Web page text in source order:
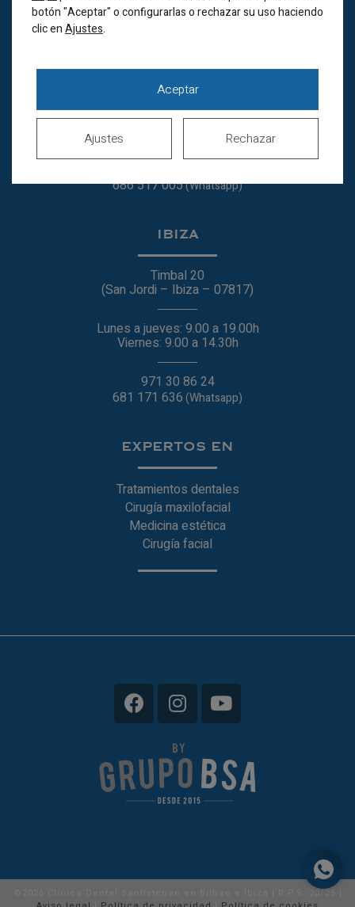
Alameda Recalde 35A
Horario de verano
Lunes a jueves de
8.00 a 20.00h
Viernes de 8.00 a 15.00h
Sábados cerrados
686 517 005(Whatsapp)
IBIZA
Timbal 20
(San Jordi – Ibiza – 07817)
Lunes a jueves: 9.00 a 19.00h
Viernes: 9.00 a 14.30h
971 30 86 24
681 171 636(Whatsapp)
EXPERTOS EN
Tratamientos dentales
Cirugía maxilofacial
Medicina estética
Cirugía facial
©2026 Clínica Dental Santisteban en Bilbao e Ibiza | R.P.S. 20/25 |
botón "Aceptar" o configurarlas o rechazar su uso haciendo
clic enAjustes.
Aceptar
Rechazar
Ajustes